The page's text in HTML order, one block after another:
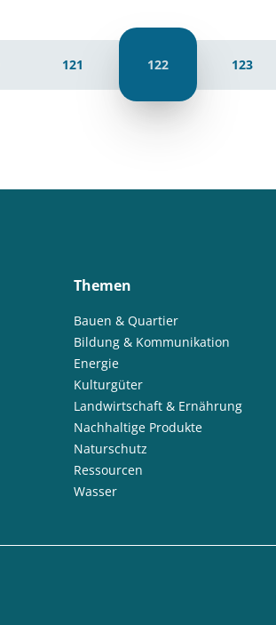
121 122 123
Themen
Bauen & Quartier
Bildung & Kommunikation
Energie
Kulturgüter
Landwirtschaft & Ernährung
Nachhaltige Produkte
Naturschutz
Ressourcen
Wasser